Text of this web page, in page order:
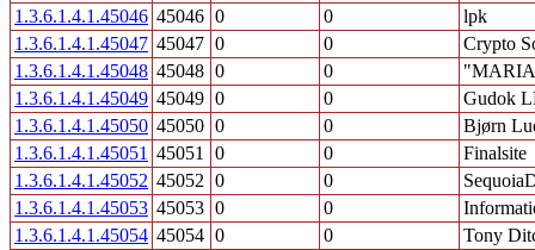
1.3.6.1.4.1.45046 45046 0 0
lpk
1.3.6.1.4.1.45047 45047 0 0
Crypto
1.3.6.1.4.1.45048 45048 0 0
1.3.6.1.4.1.45049 45049 0 0
Gudok
1.3.6.1.4.1.45050 45050 0 0
Bjørn
1.3.6.1.4.1.45051 45051 0 0
Finalsite
1.3.6.1.4.1.45052 45052 0 0
1.3.6.1.4.1.45053 45053 0 0
1.3.6.1.4.1.45054 45054 0 0
Tony